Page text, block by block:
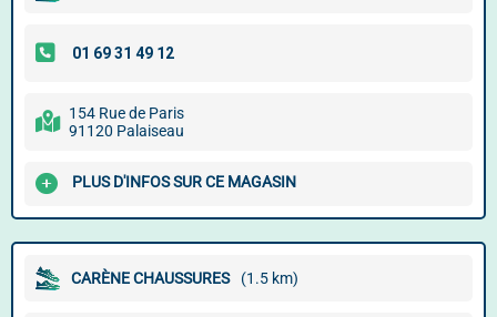
154 Rue de Paris
91120 Palaiseau
PLUS D'INFOS SUR CE MAGASIN
CARÈNE CHAUSSURES (1.5 km)